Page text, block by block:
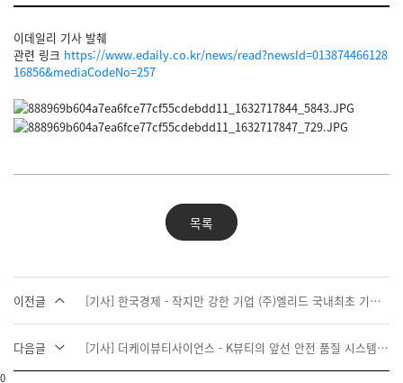
이데일리 기사 발췌
관련 링크 https://www.edaily.co.kr/news/read?newsId=013874466128
16856&mediaCodeNo=257
목록
이전글 [기사] 한국경제 - 작지만 강한 기업 (주)엘리드 국내최초 기능성화장품 임상센터 (2004.03.30)
다음글 [기사] 더케이뷰티사이언스 - K뷰티의 앞선 안전 품질 시스템, 직접 눈으로 확인 (2019.09.24)
0